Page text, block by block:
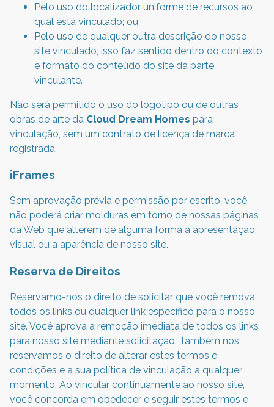
Pelo uso do localizador uniforme de recursos ao
qual está vinculado; ou
Pelo uso de qualquer outra descrição do nosso
site vinculado, isso faz sentido dentro do contexto
e formato do conteúdo do site da parte
vinculante.
Não será permitido o uso do logotipo ou de outras
obras de arte da Cloud Dream Homes para
vinculação, sem um contrato de licença de marca
registrada.
iFrames
Sem aprovação prévia e permissão por escrito, você
não poderá criar molduras em torno de nossas páginas
da Web que alterem de alguma forma a apresentação
visual ou a aparência de nosso site.
Reserva de Direitos
Reservamo-nos o direito de solicitar que você remova
todos os links ou qualquer link específico para o nosso
site. Você aprova a remoção imediata de todos os links
para nosso site mediante solicitação. Também nos
reservamos o direito de alterar estes termos e
condições e a sua política de vinculação a qualquer
momento. Ao vincular continuamente ao nosso site,
você concorda em obedecer e seguir estes termos e